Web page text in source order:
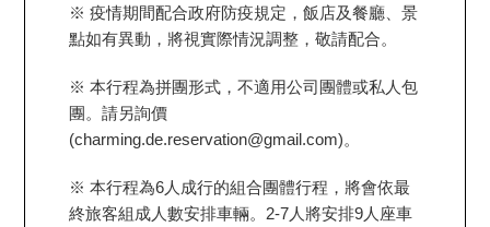
※ 疫情期間配合政府防疫規定，飯店及餐廳、景
點如有異動，將視實際情況調整，敬請配合。
※ 本行程為拼團形式，不適用公司團體或私人包
團。請另詢價
(charming.de.reservation@gmail.com)。
※ 本行程為6人成行的組合團體行程，將會依最
終旅客組成人數安排車輛。2-7人將安排9人座車